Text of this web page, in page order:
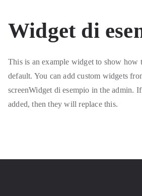
Widget di
This is an example widget to show how
default. You can add custom widgets
screenWidget di esempio in the admin.
added, then they will replace this.